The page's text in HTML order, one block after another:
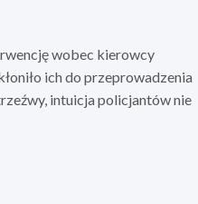
wobec kierowcy
ich do przeprowadzenia
intuicja policjantów nie